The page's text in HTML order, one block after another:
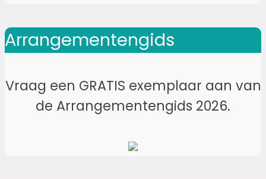
Arrangementengids
Vraag een GRATIS exemplaar aan van
de Arrangementengids 2026.